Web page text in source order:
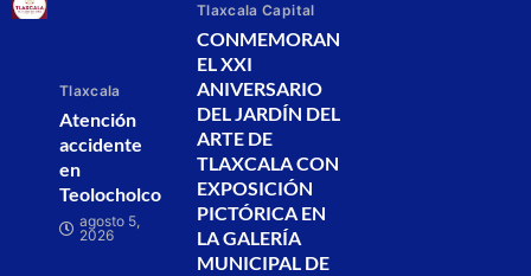
Tlaxcala
Atención
accidente
en
Teolocholco
agosto 5,
2026
Tlaxcala Capital
CONMEMORAN
EL XXI
ANIVERSARIO
DEL JARDÍN DEL
ARTE DE
TLAXCALA CON
EXPOSICIÓN
PICTÓRICA EN
LA GALERÍA
MUNICIPAL DE